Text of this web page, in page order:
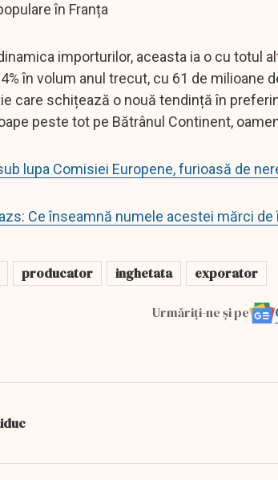
în Franța
importurilor, aceasta ia o cu totul
în volum anul trecut, cu 61 de milioane
care schițează o nouă tendință în
peste tot pe Bătrânul Continent,
lupa Comisiei Europene, furioasă de
Ce înseamnă numele acestei mărci de
producator inghetata exporator
Urmăriți-ne și pe